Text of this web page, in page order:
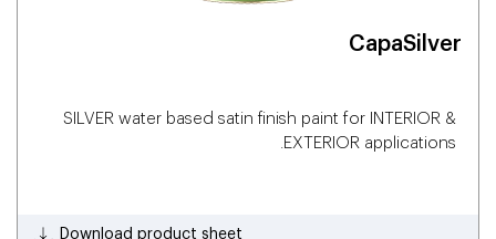
CapaSilver
SILVER water based satin finish paint for INTERIOR &
EXTERIOR applications.
Download product sheet